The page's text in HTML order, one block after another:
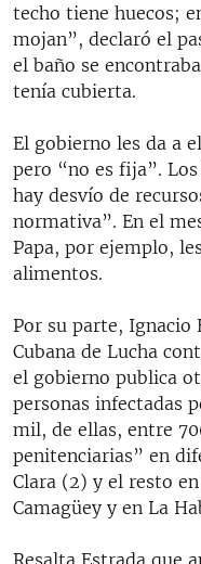
techo tiene huecos;
mojan”, declaró el
el baño se
tenía cubierta.
El gobierno les da a
pero “no es fija”.
hay desvío de
normativa”. En el
Papa, por ejemplo,
alimentos.
Por su parte, Ignacio
Cubana de Lucha
el gobierno publica
personas infectadas
mil, de ellas, entre
penitenciarias” en
Clara (2) y el resto
Camagüey y en La
Resalta Estrada que